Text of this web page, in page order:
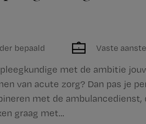
bepaald Vaste
met de ambitie
van acute zorg? Dan pas je
met de ambulancedienst,
graag met...